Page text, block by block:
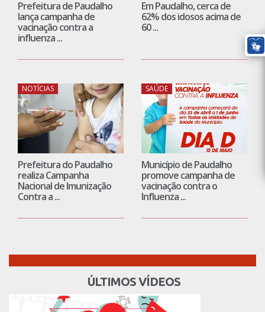
Prefeitura de Paudalho
lança campanha de
vacinação contra a
influenza ...
Em Paudalho, cerca de
62% dos idosos acima de
60 ...
NOTÍCIAS
Prefeitura do Paudalho
realiza Campanha
Nacional de Imunização
Contra a ...
SAÚDE
Município de Paudalho
promove campanha de
vacinação contra o
Influenza ...
ÚLTIMOS VÍDEOS